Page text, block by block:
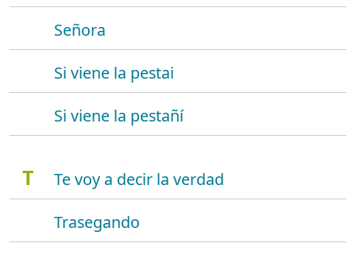
Señora
Si viene la pestai
Si viene la pestañí
T
Te voy a decir la verdad
Trasegando